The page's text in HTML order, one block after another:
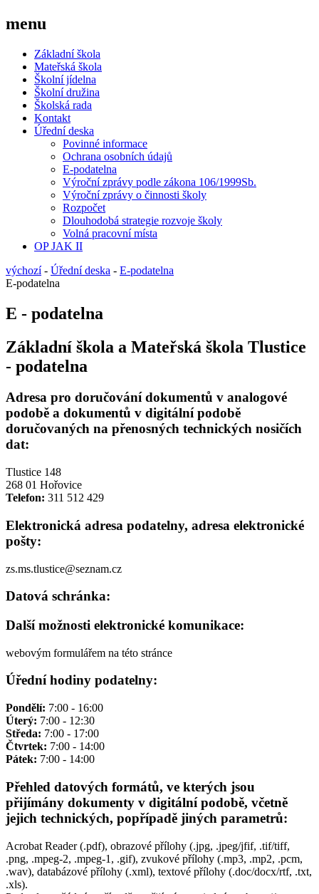
menu
Základní škola
Mateřská škola
Školní jídelna
Školní družina
Školská rada
Kontakt
Úřední deska
Povinné informace
Ochrana osobních údajů
E-podatelna
Výroční zprávy podle zákona 106/1999Sb.
Výroční zprávy o činnosti školy
Rozpočet
Dlouhodobá strategie rozvoje školy
Volná pracovní místa
OP JAK II
výchozí- Úřední deska - E-podatelna
E-podatelna
E - podatelna
Základní škola a Mateřská škola Tlustice
- podatelna
Adresa pro doručování dokumentů v analogové
podobě a dokumentů v digitální podobě
doručovaných na přenosných technických nosičích
dat:
Tlustice 148
268 01 Hořovice
Telefon: 311 512 429
Elektronická adresa podatelny, adresa elektronické
pošty:
zs.ms.tlustice@seznam.cz
Datová schránka:
Další možnosti elektronické komunikace:
webovým formulářem na této stránce
Úřední hodiny podatelny:
Pondělí: 7:00 - 16:00
Úterý: 7:00 - 12:30
Středa: 7:00 - 17:00
Čtvrtek: 7:00 - 14:00
Pátek: 7:00 - 14:00
Přehled datových formátů, ve kterých jsou
přijímány dokumenty v digitální podobě, včetně
jejich technických, popřípadě jiných parametrů:
Acrobat Reader (.pdf), obrazové přílohy (.jpg, .jpeg/jfif, .tif/tiff,
.png, .mpeg-2, .mpeg-1, .gif), zvukové přílohy (.mp3, .mp2, .pcm,
.wav), databázové přílohy (.xml), textové přílohy (.doc/docx/rtf, .txt,
.xls).